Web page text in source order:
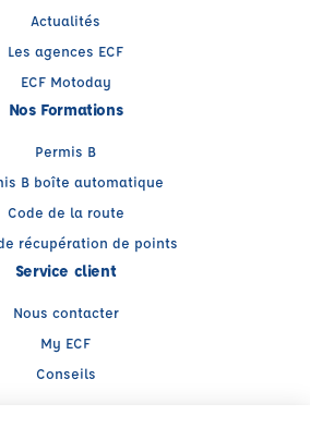
Actualités
Les agences ECF
ECF Motoday
Nos Formations
Permis B
B boîte automatique
Code de la route
récupération de points
Service client
Nous contacter
My ECF
Conseils